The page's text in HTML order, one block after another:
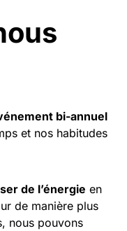
bi-annuel
et nos habitudes
de l’énergie en
de manière plus
nous pouvons